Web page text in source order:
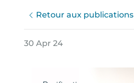
Retour aux publications
30 Apr 24